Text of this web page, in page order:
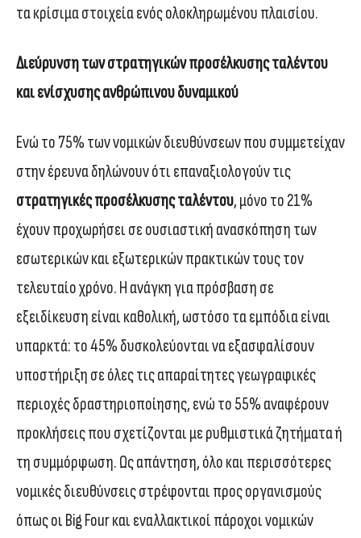
τα κρίσιμα στοιχεία ενός ολοκληρωμένου πλαισίου.
Διεύρυνση των στρατηγικών προσέλκυσης ταλέντου
και ενίσχυσης ανθρώπινου δυναμικού
Ενώ το 75% των νομικών διευθύνσεων που συμμετείχαν
στην έρευνα δηλώνουν ότι επαναξιολογούν τις
στρατηγικές προσέλκυσης ταλέντου, μόνο το 21%
έχουν προχωρήσει σε ουσιαστική ανασκόπηση των
εσωτερικών και εξωτερικών πρακτικών τους τον
τελευταίο χρόνο. Η ανάγκη για πρόσβαση σε
εξειδίκευση είναι καθολική, ωστόσο τα εμπόδια είναι
υπαρκτά: το 45% δυσκολεύονται να εξασφαλίσουν
υποστήριξη σε όλες τις απαραίτητες γεωγραφικές
περιοχές δραστηριοποίησης, ενώ το 55% αναφέρουν
προκλήσεις που σχετίζονται με ρυθμιστικά ζητήματα ή
τη συμμόρφωση. Ως απάντηση, όλο και περισσότερες
νομικές διευθύνσεις στρέφονται προς οργανισμούς
όπως οι Big Four και εναλλακτικοί πάροχοι νομικών